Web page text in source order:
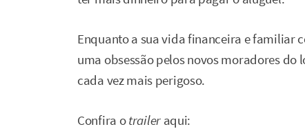
Enquanto a sua vida financeira e familiar
uma obsessão pelos novos moradores
cada vez mais perigoso.
Confira otraileraqui: